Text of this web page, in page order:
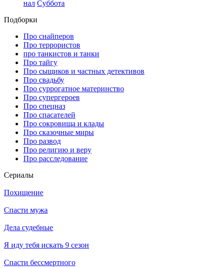
нал Суб­бо­та
Подборки
Про снайперов
Про террористов
про танкистов и танки
Про тайгу
Про сыщиков и частных детективов
Про свадьбу
Про суррогатное материнство
Про супергероев
Про спецназ
Про спасателей
Про сокровища и клады
Про сказочные миры
Про развод
Про религию и веру
Про расследование
Се­риа­лы
Похищение
Спасти мужа
Дела судебные
Я иду тебя искать 9 сезон
Спасти бессмертного